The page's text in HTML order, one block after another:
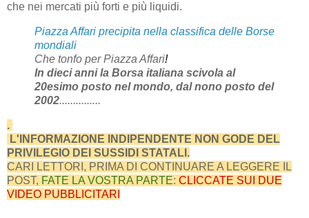
che nei mercati più forti e più liquidi.
Piazza Affari precipita nella classifica delle Borse
mondiali
Che tonfo per Piazza Affari!
In dieci anni la Borsa italiana scivola al
20esimo posto nel mondo, dal nono posto del
2002...............
.
L'INFORMAZIONE INDIPENDENTE NON GODE DEL
PRIVILEGIO DEI SUSSIDI STATALI.
CARI LETTORI, PRIMA DI CONTINUARE A LEGGERE IL
POST, FATE LA VOSTRA PARTE: CLICCATE SUI DUE
VIDEO PUBBLICITARI